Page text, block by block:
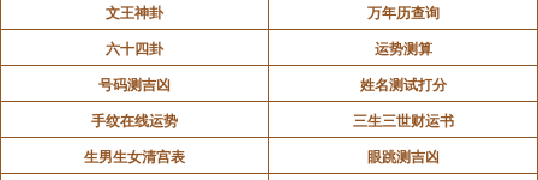
是相当不可思议的。
“有一次，天气很热，好几千万只的小虫在泥土里生
活，但泥土里的水渐渐枯竭了，这些虫子即将被太阳晒
死，观世音菩萨看见这些虫子的遭遇，生起悲悯心，就
变成一只蜜蜂，这一只蜜蜂一直念着“唵嘛呢呗美吽”，
文王神卦
万年历查询
六十四卦
运势测算
号码测吉凶
姓名测试打分
手纹在线运势
三生三世财运书
生男生女清宫表
眼跳测吉凶